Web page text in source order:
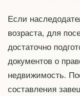
Если
возраста, для
достаточно
документов о
недвижимость.
составления